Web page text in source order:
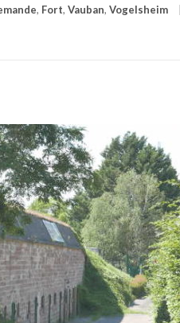
, Fort, Vauban, Vogelsheim